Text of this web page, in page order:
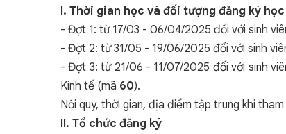
I. Thời gian học và đối tượng đăng ký học
- Đợt 1: từ 17/03 - 06/04/2025 đối với sinh
- Đợt 2: từ 31/05 - 19/06/2025 đối với sinh
- Đợt 3: từ 21/06 - 11/07/2025 đối với sinh
Kinh tế (mã 60).
Nội quy, thời gian, địa điểm tập trung khi
II. Tổ chức đăng ký